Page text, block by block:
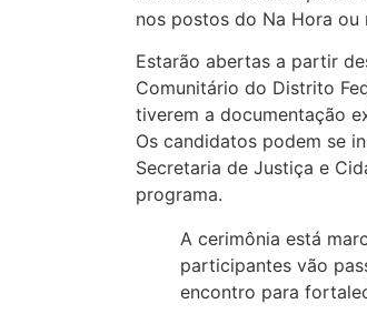
nos postos do Na Hora ou
Estarão abertas a partir
Comunitário do Distrito
tiverem a documentação
Os candidatos podem se
Secretaria de Justiça e
programa.
A cerimônia está
participantes vão
encontro para